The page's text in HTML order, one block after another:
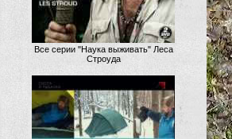
Все серии "Наука выживать" Леса
Строуда